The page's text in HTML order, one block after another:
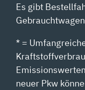
Es gibt
* =
neuer Pkw